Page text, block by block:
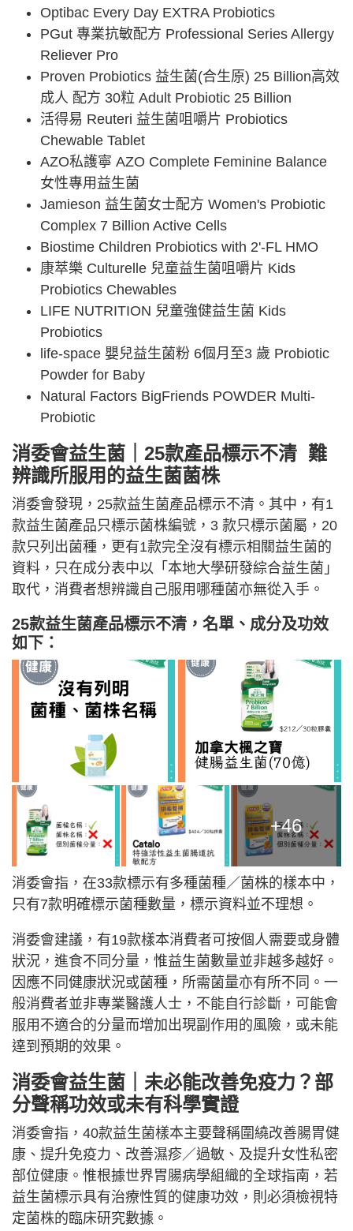
Optibac Every Day EXTRA Probiotics
PGut 專業抗敏配方 Professional Series Allergy
Reliever Pro
Proven Probiotics 益生菌(合生原) 25 Billion高效
成人 配方 30粒 Adult Probiotic 25 Billion
活得易 Reuteri 益生菌咀嚼片 Probiotics
Chewable Tablet
AZO私護寧 AZO Complete Feminine Balance
女性專用益生菌
Jamieson 益生菌女士配方 Women's Probiotic
Complex 7 Billion Active Cells
Biostime Children Probiotics with 2'-FL HMO
康萃樂 Culturelle 兒童益生菌咀嚼片 Kids
Probiotics Chewables
LIFE NUTRITION 兒童強健益生菌 Kids
Probiotics
life-space 嬰兒益生菌粉 6個月至3 歲 Probiotic
Powder for Baby
Natural Factors BigFriends POWDER Multi-
Probiotic
消委會益生菌｜25款產品標示不清 難
辨識所服用的益生菌菌株
消委會發現，25款益生菌產品標示不清。其中，有1
款益生菌產品只標示菌株編號，3 款只標示菌屬，20
款只列出菌種，更有1款完全沒有標示相關益生菌的
資料，只在成分表中以「本地大學研發綜合益生菌」
取代，消費者想辨識自己服用哪種菌亦無從入手。
25款益生菌產品標示不清，名單、成分及功效
如下：
+46
消委會指，在33款標示有多種菌種／菌株的樣本中，
只有7款明確標示菌種數量，標示資料並不理想。
消委會建議，有19款樣本消費者可按個人需要或身體
狀況，進食不同分量，惟益生菌數量並非越多越好。
因應不同健康狀況或菌種，所需菌量亦有所不同。一
般消費者並非專業醫護人士，不能自行診斷，可能會
服用不適合的分量而增加出現副作用的風險，或未能
達到預期的效果。
消委會益生菌｜未必能改善免疫力？部
分聲稱功效或未有科學實證
消委會指，40款益生菌樣本主要聲稱圍繞改善腸胃健
康、提升免疫力、改善濕疹／過敏、及提升女性私密
部位健康。惟根據世界胃腸病學組織的全球指南，若
益生菌標示具有治療性質的健康功效，則必須檢視特
定菌株的臨床研究數據。